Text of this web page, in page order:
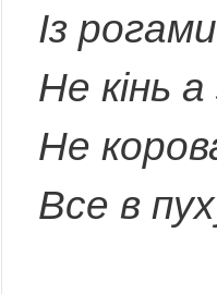
Із
Не кінь
Не
Все в